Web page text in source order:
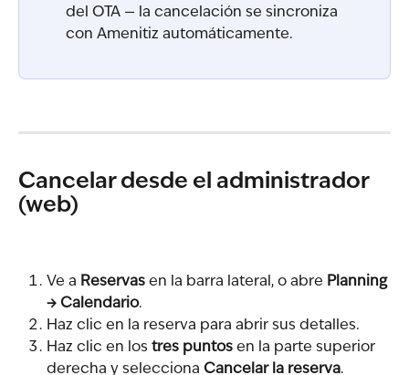
del OTA — la cancelación se sincroniza
con Amenitiz automáticamente.
Cancelar desde el administrador
(web)
Ve a Reservas en la barra lateral, o abre Planning
→ Calendario.
Haz clic en la reserva para abrir sus detalles.
Haz clic en los tres puntos en la parte superior
derecha y selecciona Cancelar la reserva.